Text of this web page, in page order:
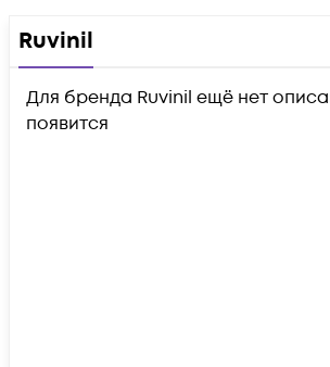
Ruvinil
Для бренда Ruvinil ещё нет
появится